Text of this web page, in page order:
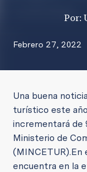
Por:
Febrero 27, 2022
Una buena
turístico este
incrementará de
Ministerio de
(MINCETUR).En
encuentra en la